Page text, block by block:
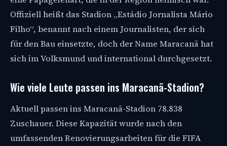
Offiziell heißt das Stadion „Estádio Jornalista Mário
Filho“, benannt nach einem Journalisten, der sich
für den Bau einsetzte, doch der Name Maracanã hat
sich im Volksmund und international durchgesetzt.
Wie viele Leute passen ins Maracanã-Stadion?
Aktuell passen ins Maracanã-Stadion 78.838
Zuschauer. Diese Kapazität wurde nach den
umfassenden Renovierungsarbeiten für die FIFA